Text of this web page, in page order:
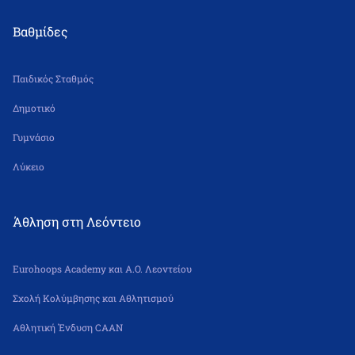
Βαθμίδες
Παιδικός Σταθμός
Δημοτικό
Γυμνάσιο
Λύκειο
Άθληση στη Λεόντειο
Eurohoops Academy και Α.Ο. Λεοντείου
Σχολή Κολύμβησης και Αθλητισμού
Αθλητική Ένδυση CAAN